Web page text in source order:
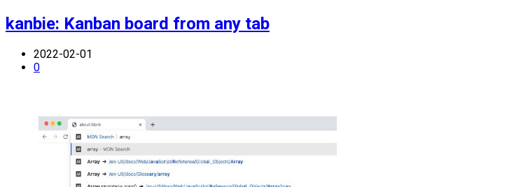
kanbie: Kanban board from any tab
2022-02-01
0